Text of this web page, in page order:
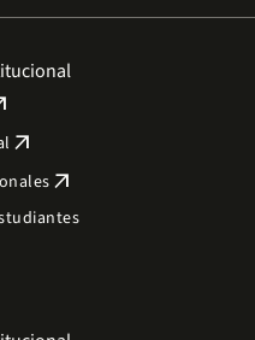
arrow_outward
arrow_outward